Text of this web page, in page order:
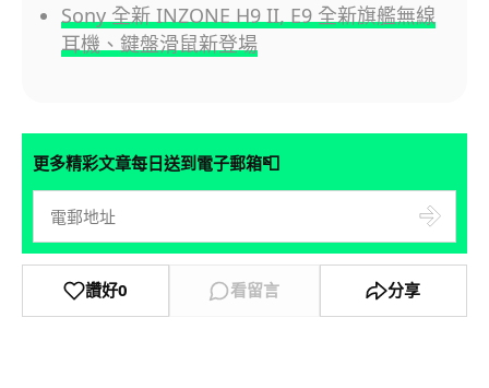
Sony 全新 INZONE H9 II, E9 全新旗艦無線
耳機、鍵盤滑鼠新登場
更多精彩文章每日送到電子郵箱📮
讚好0 看留言 分享